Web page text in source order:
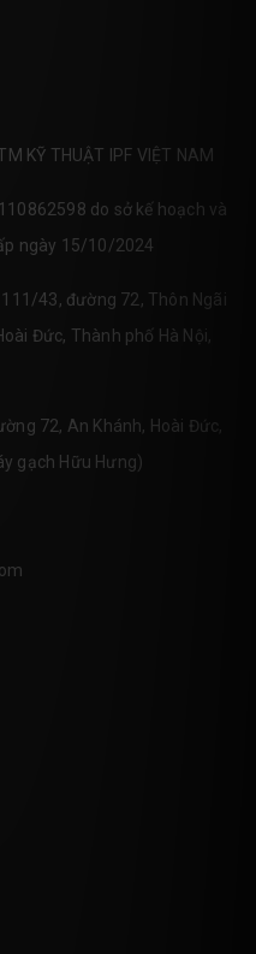
KỸ THUẬT IPF VIỆT NAM
do sở kế hoạch và
ngày 15/10/2024
43, đường 72, Thôn Ngãi
Đức, Thành phố Hà Nội,
72, An Khánh, Hoài Đức,
gạch Hữu Hưng)